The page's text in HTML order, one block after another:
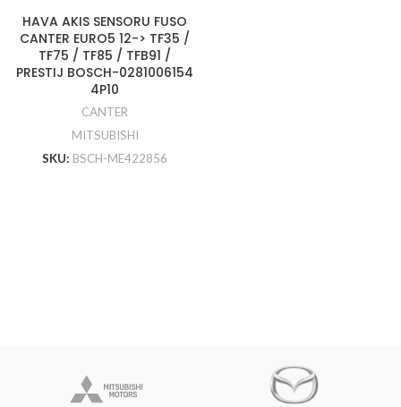
HAVA AKIS SENSORU FUSO
CANTER EURO5 12-> TF35 /
TF75 / TF85 / TFB91 /
PRESTIJ BOSCH-0281006154
4P10
CANTER
MITSUBISHI
SKU: BSCH-ME422856